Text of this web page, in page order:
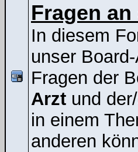
Fragen
In diesem
unser
Fragen der
Arzt und
in einem
anderen